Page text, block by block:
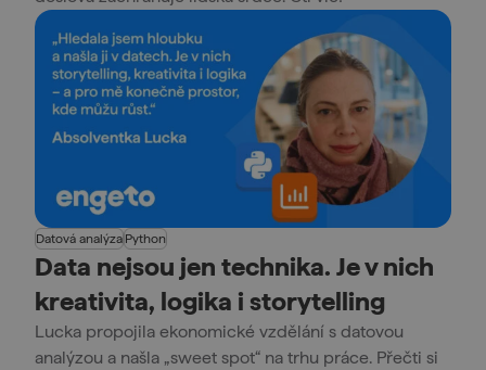
Datová analýza Python
Data nejsou jen technika. Je v nich
kreativita, logika i storytelling
Lucka propojila ekonomické vzdělání s datovou
analýzou a našla „sweet spot“ na trhu práce. Přečti si